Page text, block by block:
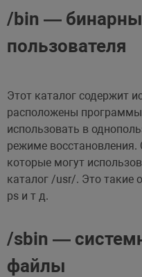
/bin —
пользователя
Этот каталог содержит
расположены
использовать в
режиме
которые могут
каталог /usr/. Это такие
ps и т д.
/sbin —
файлы